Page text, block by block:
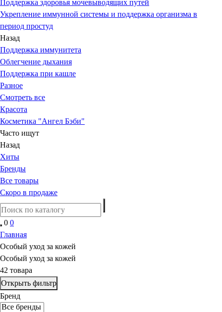
Поддержка здоровья мочевыводящих путей
Укрепление иммунной системы и поддержка организма в
период простуд
Назад
Поддержка иммунитета
Облегчение дыхания
Поддержка при кашле
Разное
Смотреть все
Красота
Косметика "Ангел Бэби"
Часто ищут
Назад
Хиты
Бренды
Все товары
Скоро в продаже
0 0
Главная
Особый уход за кожей
Особый уход за кожей
42 товара
Открыть фильтр
Бренд